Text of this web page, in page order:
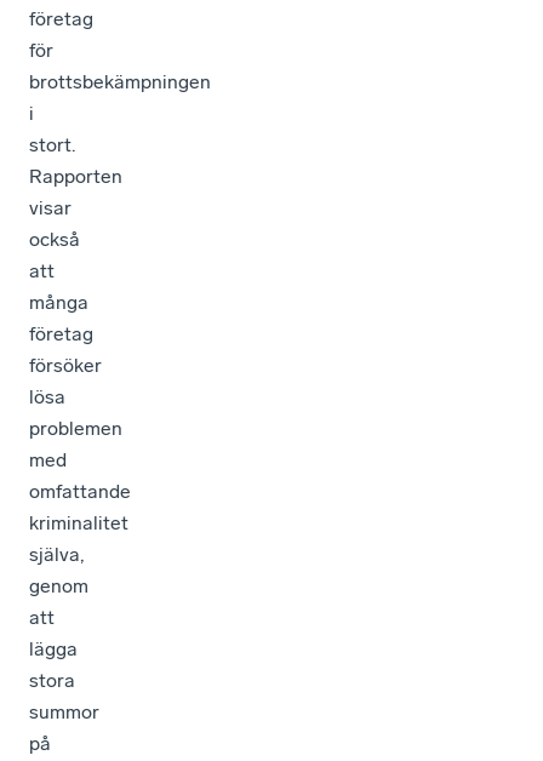
företag
för
brottsbekämpningen
i
stort.
Rapporten
visar
också
att
många
företag
försöker
lösa
problemen
med
omfattande
kriminalitet
själva,
genom
att
lägga
stora
summor
på